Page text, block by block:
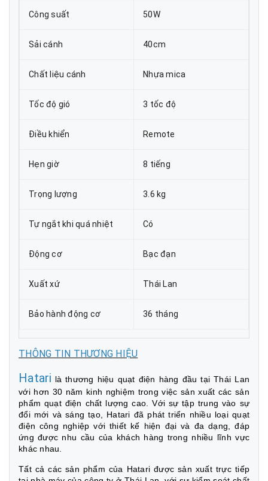
Công suất 50W
Sải cánh 40cm
Chất liệu cánh Nhựa mica
Tốc độ gió 3 tốc độ
Điều khiển Remote
Hẹn giờ 8 tiếng
Trọng lượng 3.6 kg
Tự ngắt khi quá nhiệt Có
Động cơ Bạc đạn
Xuất xứ Thái Lan
Bảo hành động cơ 36 tháng
THÔNG TIN THƯƠNG HIỆU
Hatari là thương hiệu quạt điện hàng đầu tại Thái Lan
với hơn 30 năm kinh nghiệm trong việc sản xuất các sản
phẩm quạt điện chất lượng cao. Với sự tập trung vào sự
đổi mới và sáng tạo, Hatari đã phát triển nhiều loại quạt
điện công nghiệp với thiết kế hiện đại và đa dạng, đáp
ứng được nhu cầu của khách hàng trong nhiều lĩnh vực
khác nhau.
Tất cả các sản phẩm của Hatari được sản xuất trực tiếp